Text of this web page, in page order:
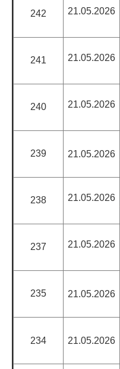
242 21.05.2026
241 21.05.2026
240 21.05.2026
239 21.05.2026
238 21.05.2026
237 21.05.2026
235 21.05.2026
234 21.05.2026